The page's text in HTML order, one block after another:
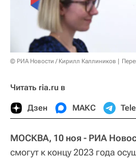
© РИА Новости / Кирилл Каллиников
Читать ria.ru в
Дзен МАКС
МОСКВА, 10 ноя - РИА
смогут к концу 2023 года